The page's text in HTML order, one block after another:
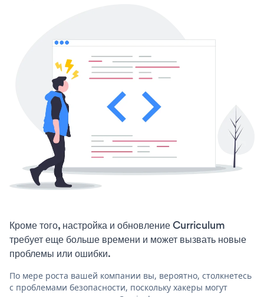
Кроме того, настройка и обновление Curriculum
требует еще больше времени и может вызвать новые
проблемы или ошибки.
По мере роста вашей компании вы, вероятно, столкнетесь
с проблемами безопасности, поскольку хакеры могут